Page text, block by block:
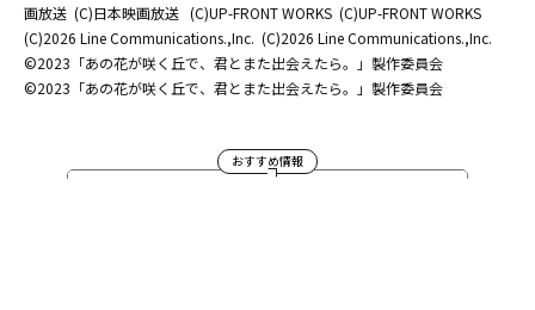
画放送 (C)日本映画放送 (C)UP-FRONT WORKS (C)UP-FRONT WORKS
(C)2026 Line Communications.,Inc. (C)2026 Line Communications.,Inc.
©2023「あの花が咲く丘で、君とまた出会えたら。」製作委員会
©2023「あの花が咲く丘で、君とまた出会えたら。」製作委員会
おすすめ情報